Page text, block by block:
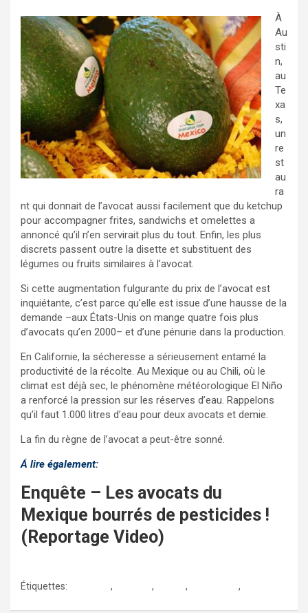
À
Au
sti
n,
au
Te
xa
s,
un
re
st
au
ra
nt qui donnait de l’avocat aussi facilement que du ketchup
pour accompagner frites, sandwichs et omelettes a
annoncé qu’il n’en servirait plus du tout. Enfin, les plus
discrets passent outre la disette et substituent des
légumes ou fruits similaires à l’avocat.
Si cette augmentation fulgurante du prix de l’avocat est
inquiétante, c’est parce qu’elle est issue d’une hausse de la
demande –aux États-Unis on mange quatre fois plus
d’avocats qu’en 2000– et d’une pénurie dans la production.
En Californie, la sécheresse a sérieusement entamé la
productivité de la récolte. Au Mexique ou au Chili, où le
climat est déjà sec, le phénomène météorologique El Niño
a renforcé la pression sur les réserves d’eau. Rappelons
qu’il faut 1.000 litres d’eau pour deux avocats et demie.
La fin du règne de l’avocat a peut-être sonné.
Á lire également:
Enquête – Les avocats du
Mexique bourrés de pesticides !
(Reportage Video)
Étiquettes: , , , ,